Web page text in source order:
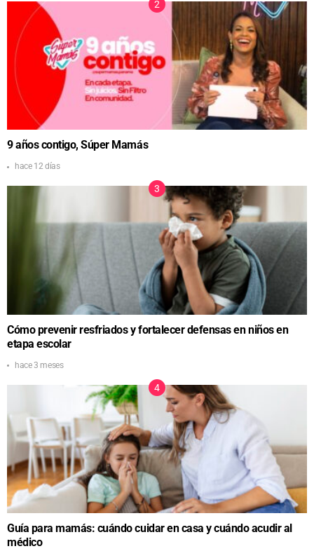
9 años contigo, Súper Mamás
hace 12 días
Cómo prevenir resfriados y fortalecer defensas en niños en
etapa escolar
hace 3 meses
Guía para mamás: cuándo cuidar en casa y cuándo acudir al
médico